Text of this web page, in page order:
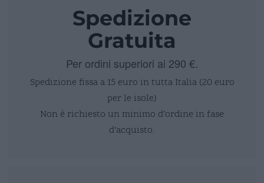
Spedizione
Gratuita
Per ordini superiori ai 290 €.
Spedizione fissa a 15 euro in tutta Italia (20 euro
per le isole)
Non è richiesto un minimo d’ordine in fase
d’acquisto.